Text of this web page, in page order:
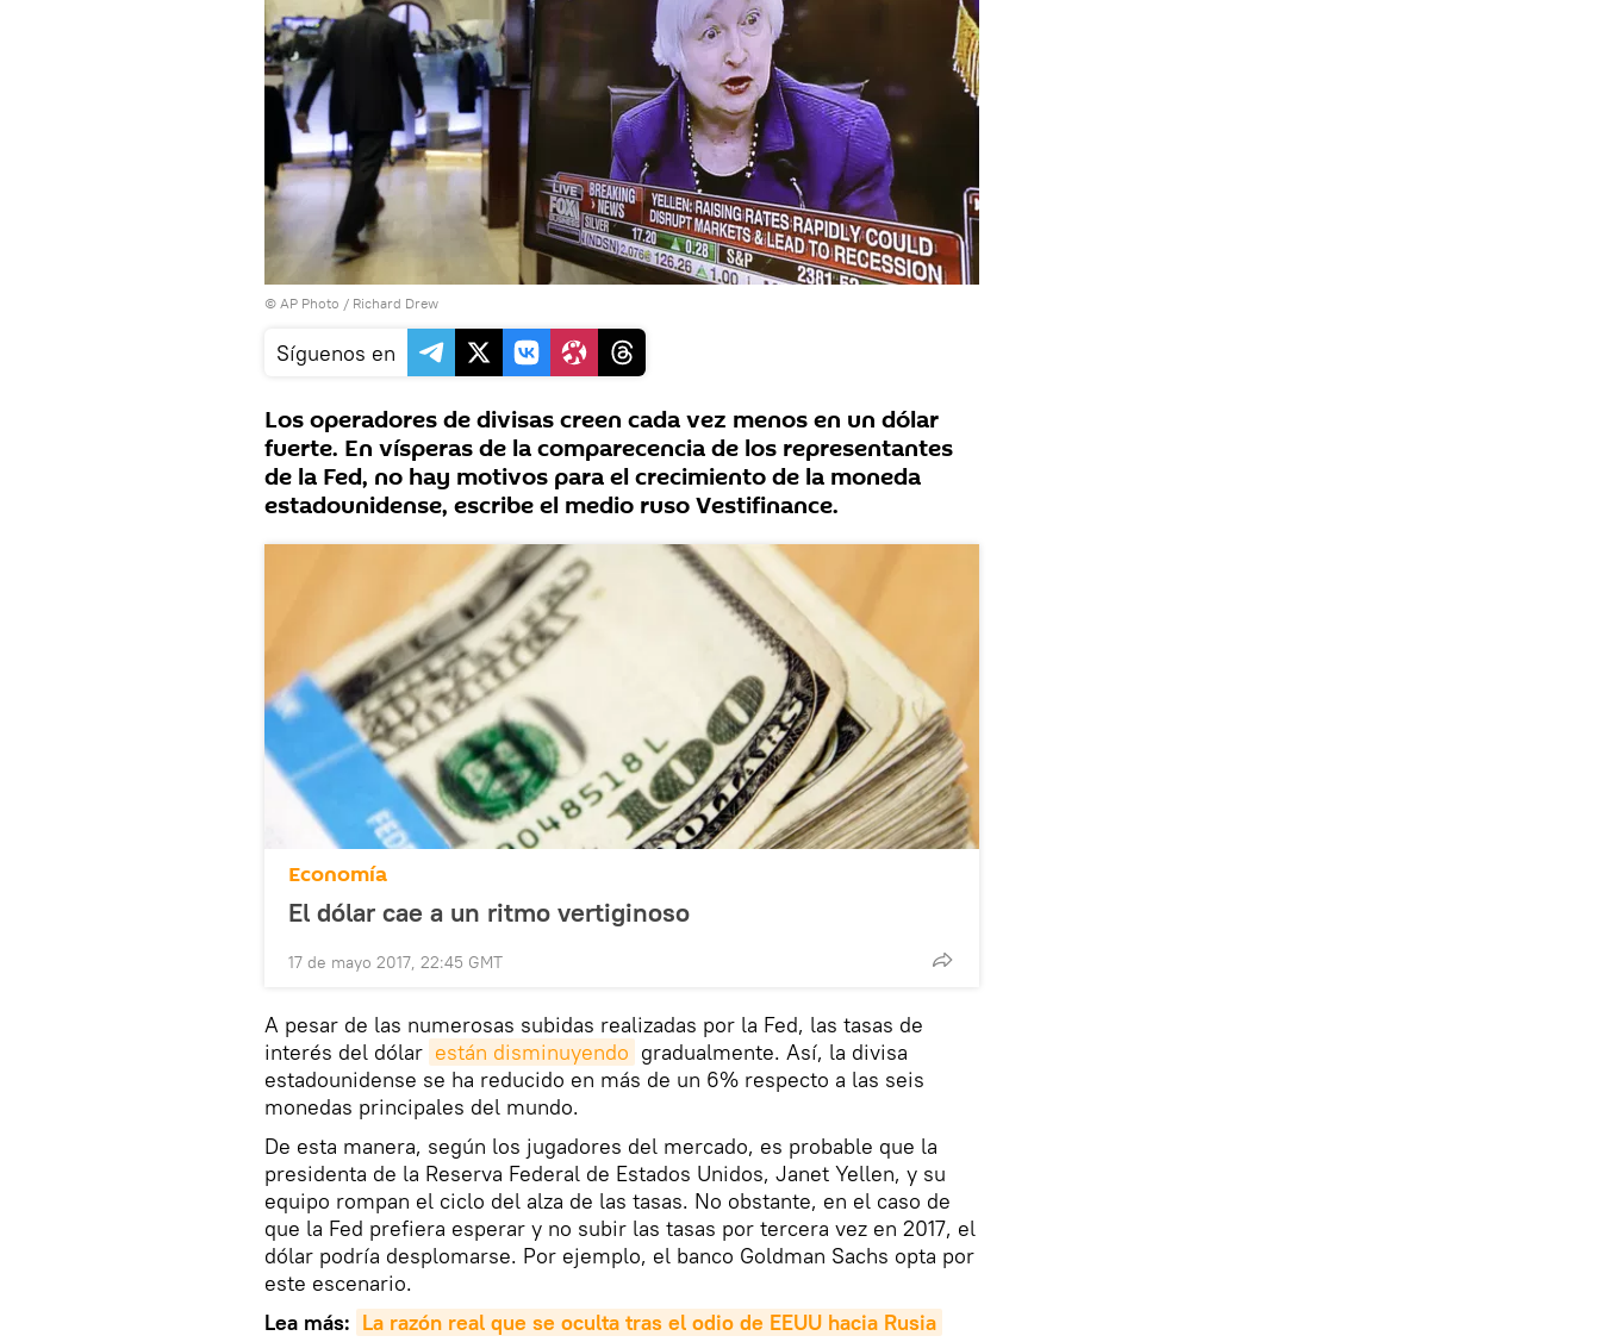
© AP Photo / Richard Drew
Síguenos en
Los operadores de divisas creen cada vez menos en un dólar
fuerte. En vísperas de la comparecencia de los representantes
de la Fed, no hay motivos para el crecimiento de la moneda
estadounidense, escribe el medio ruso Vestifinance.
Economía
El dólar cae a un ritmo vertiginoso
17 de mayo 2017, 22:45 GMT
A pesar de las numerosas subidas realizadas por la Fed, las tasas de
interés del dólar están disminuyendo gradualmente. Así, la divisa
estadounidense se ha reducido en más de un 6% respecto a las seis
monedas principales del mundo.
De esta manera, según los jugadores del mercado, es probable que la
presidenta de la Reserva Federal de Estados Unidos, Janet Yellen, y su
equipo rompan el ciclo del alza de las tasas. No obstante, en el caso de
que la Fed prefiera esperar y no subir las tasas por tercera vez en 2017, el
dólar podría desplomarse. Por ejemplo, el banco Goldman Sachs opta por
este escenario.
Lea más: La razón real que se oculta tras el odio de EEUU hacia Rusia